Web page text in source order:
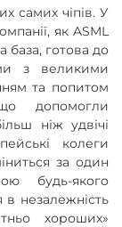
самих чіпів. У
як ASML
база, готова до
з великими
та попитом
допомогли
ніж удвічі
колеги
за один
будь-якого
в незалежність
хороших»